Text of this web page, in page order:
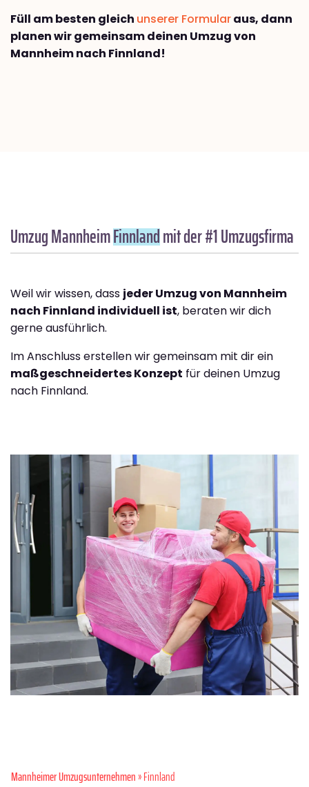
Füll am besten gleich unserer Formularaus, dann
planen wir gemeinsam deinen Umzug von
Mannheim nach Finnland!
Umzug MannheimFinnlandmit der #1 Umzugsfirma
Weil wir wissen, dass jeder Umzug von Mannheim
nach Finnland individuell ist, beraten wir dich
gerne ausführlich.
Im Anschluss erstellen wir gemeinsam mit dir ein
maßgeschneidertes Konzept für deinen Umzug
nach Finnland.
Mannheimer Umzugsunternehmen» Finnland